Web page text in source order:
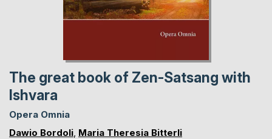
The great book of Zen-Satsang with
Ishvara
Opera Omnia
Dawio Bordoli Maria Theresia Bitterli